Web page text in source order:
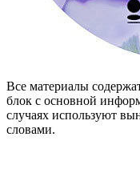
Все материалы
блок с основной
случаях используют
словами.